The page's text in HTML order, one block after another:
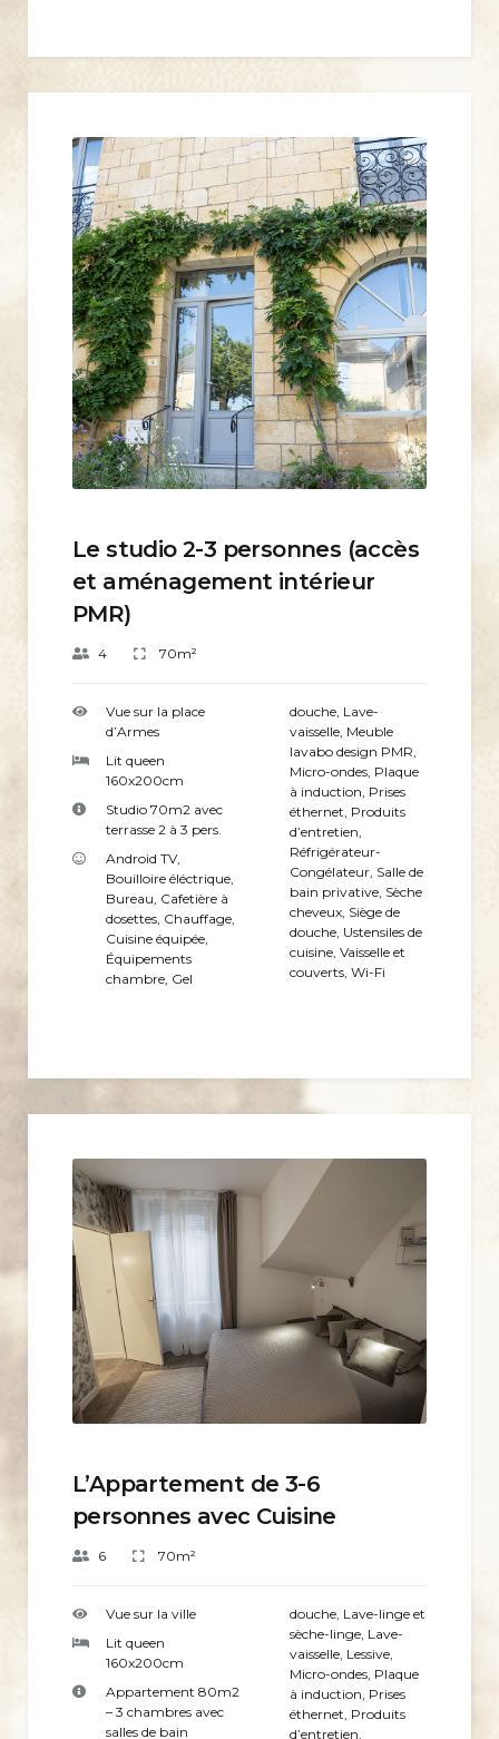
Le studio 2-3 personnes (accès
et aménagement intérieur
PMR)
4 70m²
Vue sur la place
d’Armes
Lit queen
160x200cm
Studio 70m2 avec
terrasse 2 à 3 pers.
Android TV,
Bouilloire éléctrique
Bureau Cafetière à
dosettes Chauffage
Cuisine équipée
Équipements
chambre Gel
douche Lave-
vaisselle Meuble
lavabo design PMR
Micro-ondes Plaque
à induction Prises
éthernet Produits
d’entretien
Réfrigérateur-
Congélateur Salle de
bain privative Sèche
cheveux Siège de
douche Ustensiles de
cuisine Vaisselle et
couverts Wi-Fi
L’Appartement de 3-6
personnes avec Cuisine
6 70m²
Vue sur la ville
Lit queen
160x200cm
Appartement 80m2
– 3 chambres avec
salles de bain
douche Lave-linge et
sèche-linge Lave-
vaisselle Lessive
Micro-ondes Plaque
à induction Prises
éthernet Produits
d’entretien